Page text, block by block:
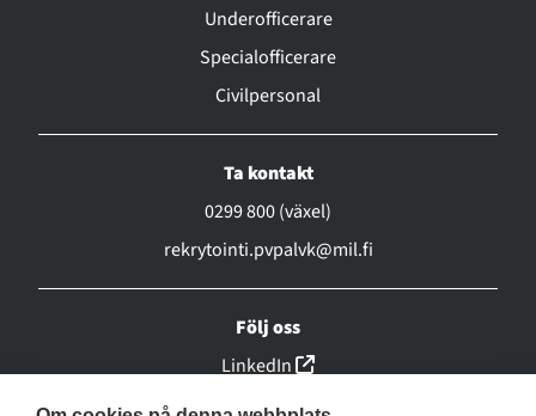
Underofficerare
Specialofficerare
Civilpersonal
Ta kontakt
0299 800 (växel)
rekrytointi.pvpalvk@mil.fi
Följ oss
LinkedIn
(linkki avautuu uuteen
Facebook
(linkki avautuu uuteen